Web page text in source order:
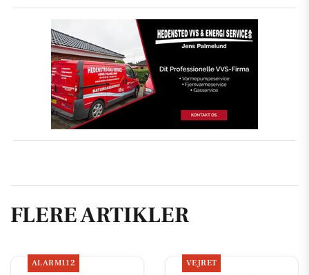
FLERE ARTIKLER
ALARM112 VEJRET